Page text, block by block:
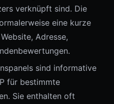
verknüpft sind. Die
eine kurze
Adresse,
sind informative
für bestimmte
Sie enthalten oft